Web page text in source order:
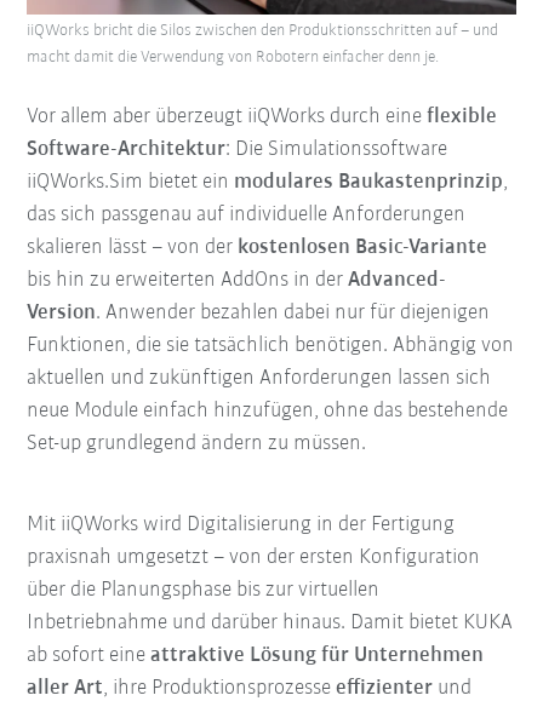
Vor allem aber überzeugt iiQWorks durch eineflexible
Software-Architektur: Die Simulationssoftware
iiQWorks.Sim bietet ein modulares Baukastenprinzip,
das sich passgenau auf individuelle Anforderungen
skalieren lässt – von der kostenlosen Basic-Variante
bis hin zu erweiterten AddOns in derAdvanced-
Version. Anwender bezahlen dabei nur für diejenigen
Funktionen, die sie tatsächlich benötigen. Abhängig von
aktuellen und zukünftigen Anforderungen lassen sich
neue Module einfach hinzufügen, ohne das bestehende
Set-up grundlegend ändern zu müssen.
iiQWorks bricht die Silos zwischen den Produktionsschritten auf – und
macht damit die Verwendung von Robotern einfacher denn je.
Mit iiQWorks wird Digitalisierung in der Fertigung
praxisnah umgesetzt – von der ersten Konfiguration
über die Planungsphase bis zur virtuellen
Inbetriebnahme und darüber hinaus. Damit bietet KUKA
ab sofort eineattraktive Lösung für Unternehmen
aller Art, ihre Produktionsprozesseeffizienter und